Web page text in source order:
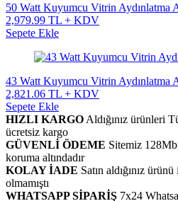
50 Watt Kuyumcu Vitrin Aydınlatma
2,979.99 TL + KDV
Sepete Ekle
43 Watt Kuyumcu Vitrin Aydınlatma
2,821.06 TL + KDV
Sepete Ekle
HIZLI KARGO Aldığınız ürünleri
ücretsiz kargo
GÜVENLİ ÖDEME Sitemiz
koruma altındadır
KOLAY İADE Satın aldığınız
olmamıştı
WHATSAPP SİPARİŞ 7x24